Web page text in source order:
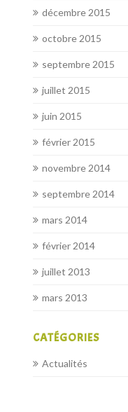
décembre 2015
octobre 2015
septembre 2015
juillet 2015
juin 2015
février 2015
novembre 2014
septembre 2014
mars 2014
février 2014
juillet 2013
mars 2013
CATÉGORIES
Actualités